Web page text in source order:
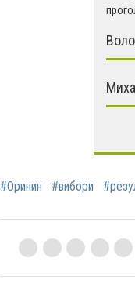
#Оринин #вибори